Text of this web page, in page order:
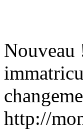
Nouveau
http://